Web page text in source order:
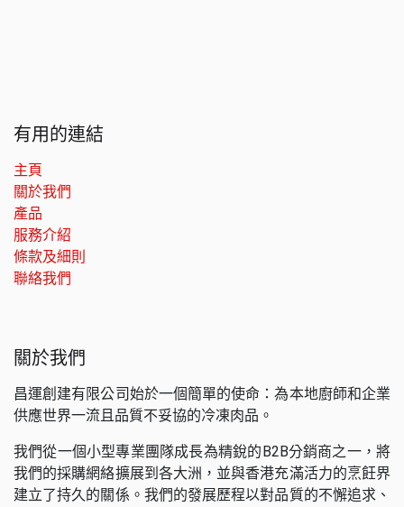
有用的連結
主頁
關於我們
產品
服務介紹
條款及細則
聯絡我們
關於我們
昌運創建有限公司始於一個簡單的使命：為本地廚師和企業
供應世界一流且品質不妥協的冷凍肉品。
我們從一個小型專業團隊成長為精銳的B2B分銷商之一，將
我們的採購網絡擴展到各大洲，並與香港充滿活力的烹飪界
建立了持久的關係。我們的發展歷程以對品質的不懈追求、